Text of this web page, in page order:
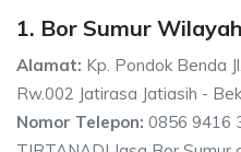
1. Bor Sumur
Alamat: Kp. Pondok Benda
Rw.002 Jatirasa Jatiasih -
Nomor Telepon: 0856 9416